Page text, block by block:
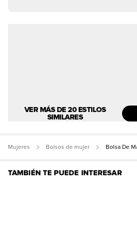
VER MÁS DE 20 ESTILOS
SIMILARES
Mujeres Bolsos de mujer Bolsa De
TAMBIÉN TE PUEDE INTERESAR